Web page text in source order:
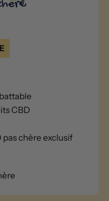
CBD
chère exclusif